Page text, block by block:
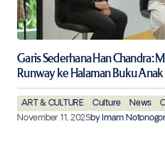
Garis Sederhana Han Chandra:
Runway ke Halaman Buku Anak
ART & CULTURE Culture News
November 11, 2025byImam